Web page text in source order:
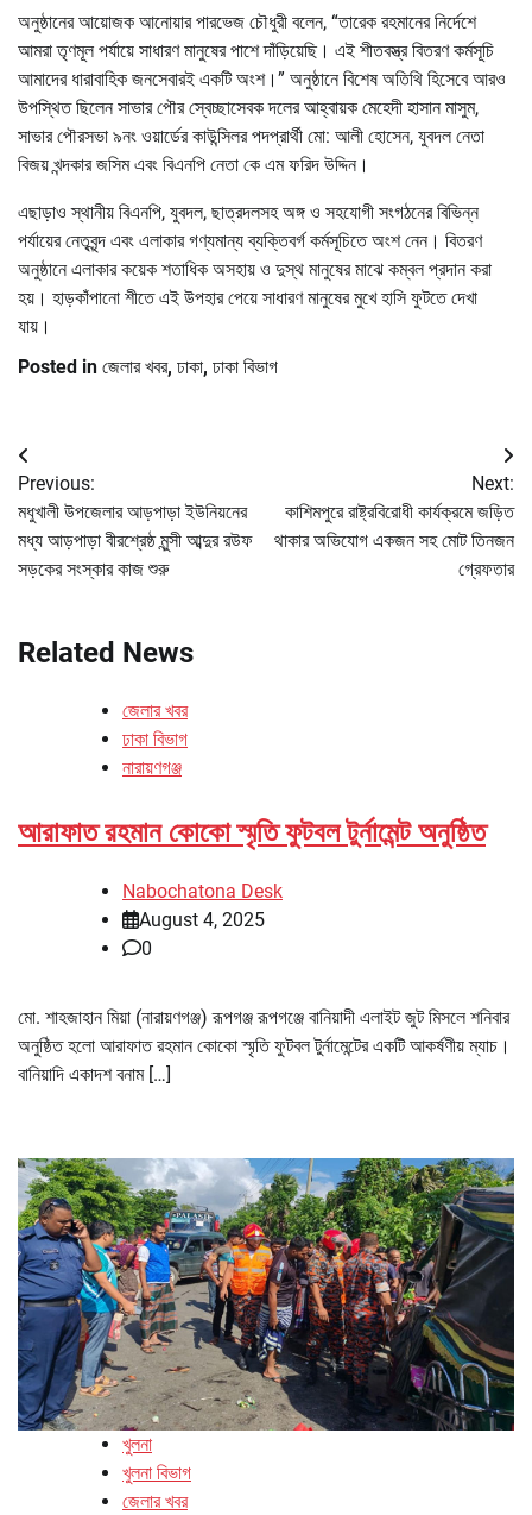
অনুষ্ঠানের আয়োজক আনোয়ার পারভেজ চৌধুরী বলেন, “তারেক রহমানের নির্দেশে
আমরা তৃণমূল পর্যায়ে সাধারণ মানুষের পাশে দাঁড়িয়েছি। এই শীতবস্ত্র বিতরণ কর্মসূচি
আমাদের ধারাবাহিক জনসেবারই একটি অংশ।” অনুষ্ঠানে বিশেষ অতিথি হিসেবে আরও
উপস্থিত ছিলেন সাভার পৌর স্বেচ্ছাসেবক দলের আহ্বায়ক মেহেদী হাসান মাসুম,
সাভার পৌরসভা ৯নং ওয়ার্ডের কাউন্সিলর পদপ্রার্থী মো: আলী হোসেন, যুবদল নেতা
বিজয় খন্দকার জসিম এবং বিএনপি নেতা কে এম ফরিদ উদ্দিন।
এছাড়াও স্থানীয় বিএনপি, যুবদল, ছাত্রদলসহ অঙ্গ ও সহযোগী সংগঠনের বিভিন্ন
পর্যায়ের নেতৃবৃন্দ এবং এলাকার গণ্যমান্য ব্যক্তিবর্গ কর্মসূচিতে অংশ নেন। বিতরণ
অনুষ্ঠানে এলাকার কয়েক শতাধিক অসহায় ও দুস্থ মানুষের মাঝে কম্বল প্রদান করা
হয়। হাড়কাঁপানো শীতে এই উপহার পেয়ে সাধারণ মানুষের মুখে হাসি ফুটতে দেখা
যায়।
Posted in জেলার খবর, ঢাকা, ঢাকা বিভাগ
Post
navigation
Previous:
মধুখালী উপজেলার আড়পাড়া ইউনিয়নের
মধ্য আড়পাড়া বীরশ্রেষ্ঠ মুন্সী আব্দুর রউফ
সড়কের সংস্কার কাজ শুরু
Next:
কাশিমপুরে রাষ্ট্রবিরোধী কার্যক্রমে জড়িত
থাকার অভিযোগ একজন সহ মোট তিনজন
গ্রেফতার
Related News
জেলার খবর
ঢাকা বিভাগ
নারায়ণগঞ্জ
আরাফাত রহমান কোকো স্মৃতি ফুটবল টুর্নামেন্ট অনুষ্ঠিত
Nabochatona Desk
August 4, 2025
0
মো. শাহজাহান মিয়া (নারায়ণগঞ্জ) রূপগঞ্জ রূপগঞ্জে বানিয়াদী এলাইট জুট মিসলে শনিবার
অনুষ্ঠিত হলো আরাফাত রহমান কোকো স্মৃতি ফুটবল টুর্নামেন্টের একটি আকর্ষণীয় ম্যাচ।
বানিয়াদি একাদশ বনাম […]
খুলনা
খুলনা বিভাগ
জেলার খবর